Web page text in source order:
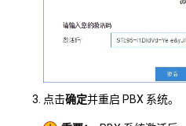
点击确定并重启 PBX 系统。